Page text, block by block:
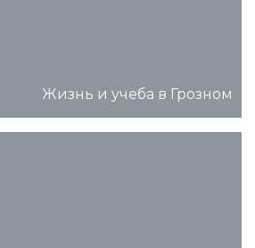
Жизнь и учеба в Грозном